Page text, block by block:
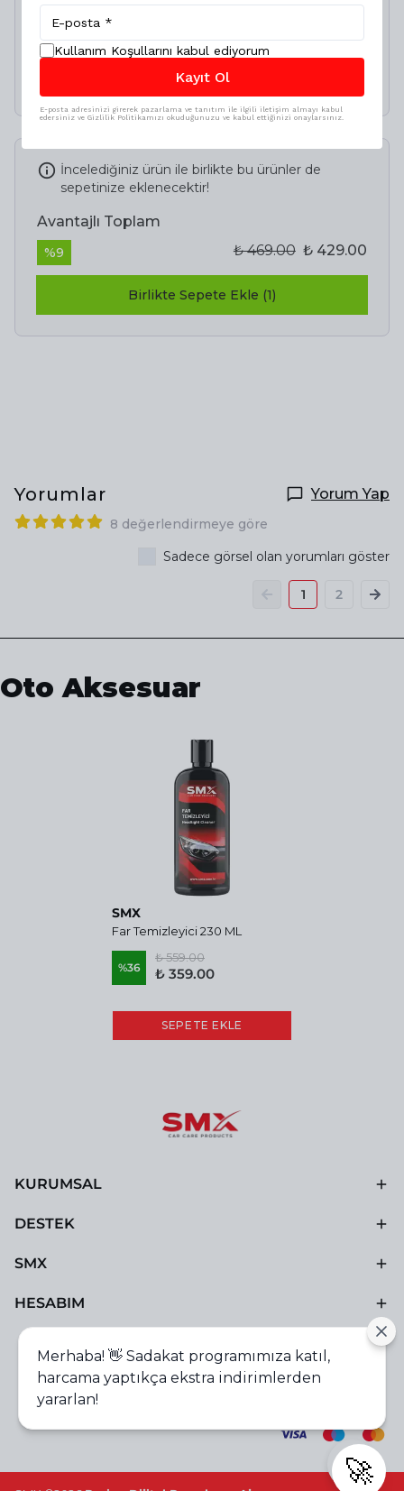
500ML
%20
₺ 349.00 ₺ 279.20
İncelediğiniz ürün ile birlikte bu ürünler de
sepetinize eklenecektir!
Avantajlı Toplam
%9 ₺ 469.00 ₺ 429.00
Birlikte Sepete Ekle (1)
Yorumlar Yorum Yap
8 değerlendirmeye göre
Sadece görsel olan yorumları göster
1 2
Oto Aksesuar
SMX
Far Temizleyici 230 ML
%36
₺ 559.00
₺ 359.00
SEPETE EKLE
KURUMSAL
DESTEK
SMX
HESABIM
Merhaba! 👋 Sadakat programımıza katıl,
harcama yaptıkça ekstra indirimlerden
yararlan!
🚀
Kullanım Koşullarını kabul ediyorum
Kayıt Ol
E-posta adresinizi girerek pazarlama ve tanıtım ile ilgili iletişim almayı kabul
edersiniz ve Gizlilik Politikamızı okuduğunuzu ve kabul ettiğinizi onaylarsınız.